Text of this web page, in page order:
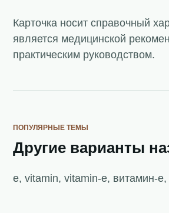
Карточка носит справочный
является медицинской
практическим руководством.
ПОПУЛЯРНЫЕ ТЕМЫ
Другие варианты
e, vitamin, vitamin-e, витамин-